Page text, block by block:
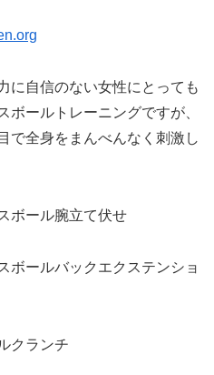
に自信のない女性にとっても
ボールトレーニングですが、
で全身をまんべんなく刺激し
ボール腕立て伏せ
ボールバックエクステンショ
クランチ